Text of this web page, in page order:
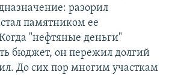
разорил
памятником ее
"нефтяные деньги"
бюджет, он пережил долгий
До сих пор многим участкам